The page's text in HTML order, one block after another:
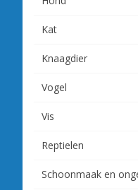
Kat
Knaagdier
Vogel
Vis
Reptielen
Schoonmaak en